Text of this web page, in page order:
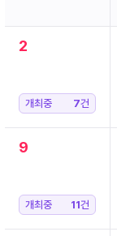
2
개최중 7건
9
개최중 11건